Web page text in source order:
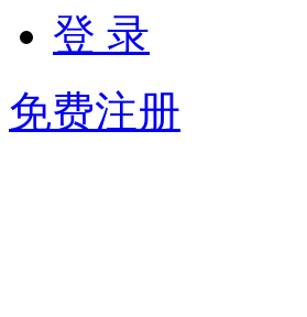
登 录
免费注册